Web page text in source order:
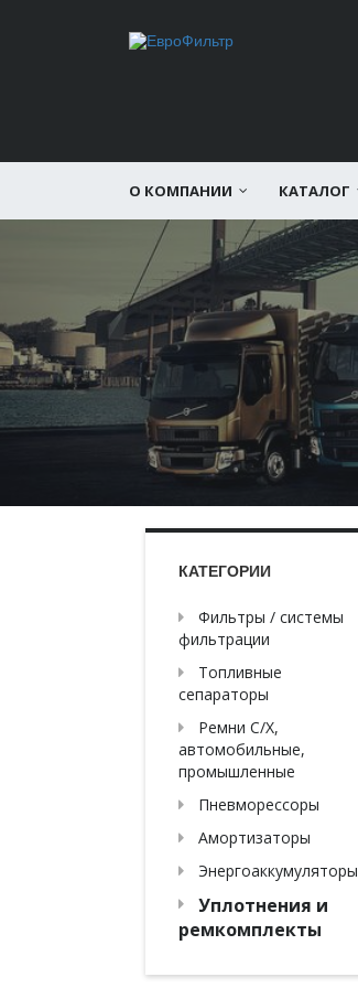
О КОМПАНИИ КАТАЛОГ
КАТЕГОРИИ
Фильтры / системы
фильтрации
Топливные
сепараторы
Ремни С/Х,
автомобильные,
промышленные
Пневморессоры
Амортизаторы
Энергоаккумуляторы
Уплотнения и
ремкомплекты